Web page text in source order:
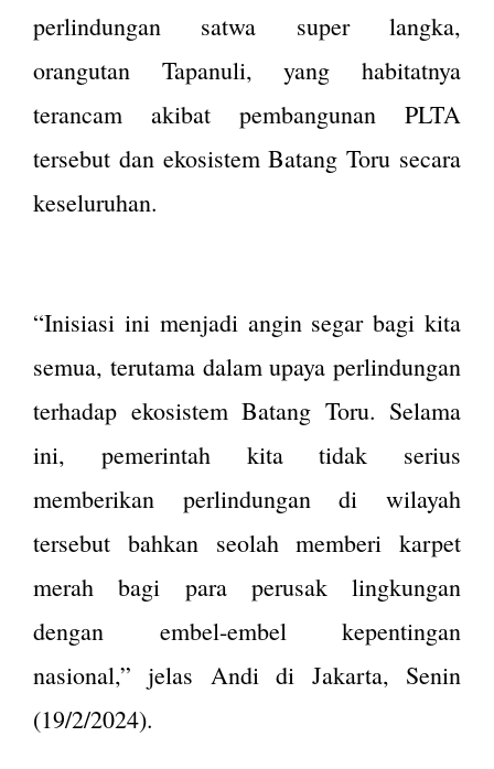
perlindungan satwa super langka,
orangutan Tapanuli, yang habitatnya
terancam akibat pembangunan PLTA
tersebut dan ekosistem Batang Toru secara
keseluruhan.
“Inisiasi ini menjadi angin segar bagi kita
semua, terutama dalam upaya perlindungan
terhadap ekosistem Batang Toru. Selama
ini, pemerintah kita tidak serius
memberikan perlindungan di wilayah
tersebut bahkan seolah memberi karpet
merah bagi para perusak lingkungan
dengan embel-embel kepentingan
nasional,” jelas Andi di Jakarta, Senin
(19/2/2024).